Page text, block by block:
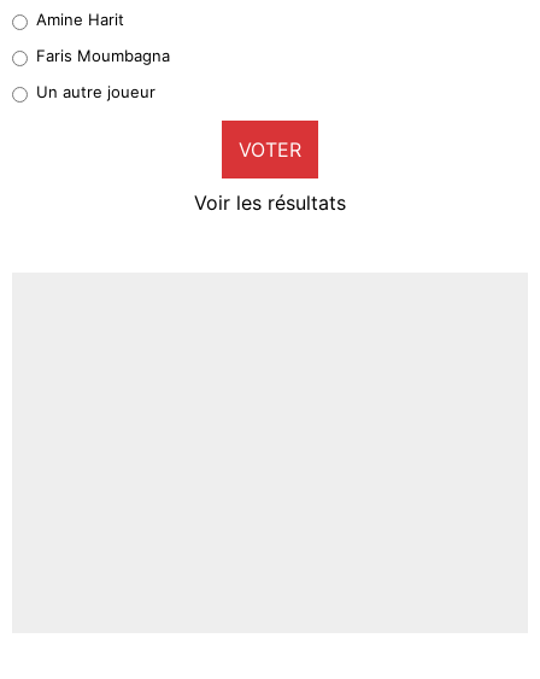
1%
9%
Amine Harit
Faris Moumbagna
Un autre joueur
VOTER
Voir les résultats